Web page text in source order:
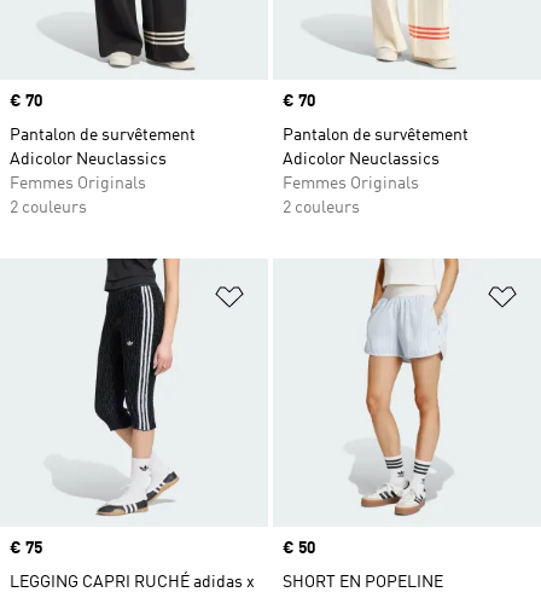
Prix
€ 70
Pantalon de survêtement
Adicolor Neuclassics
Femmes Originals
2 couleurs
Prix
€ 70
Pantalon de survêtement
Adicolor Neuclassics
Femmes Originals
2 couleurs
Ajouter à la Liste de produits
Prix
€ 75
LEGGING CAPRI RUCHÉ adidas x
Prix
€ 50
SHORT EN POPELINE